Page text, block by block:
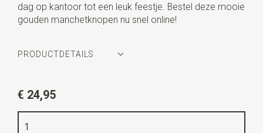
dag op kantoor tot een leuk feestje. Bestel deze mooie
gouden manchetknopen nu snel online!
PRODUCTDETAILS
goud
Kwaliteit
€ 24,95